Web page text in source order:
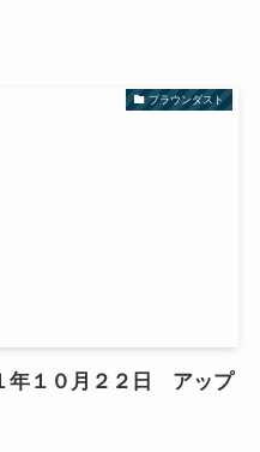
ブラウンダスト
年１０月２２日 アップ